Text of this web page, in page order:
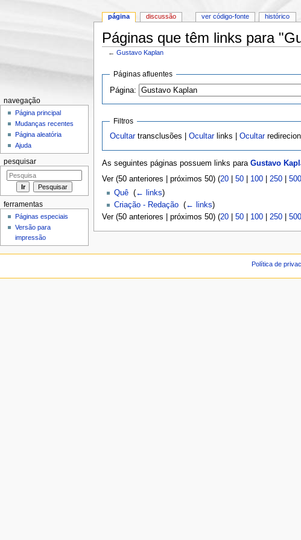
Páginas que têm links para
←Gustavo Kaplan
Páginas afluentes
Página:
Filtros
Ocultartransclusões |Ocultarlinks |Ocultar
As seguintes páginas possuem links para Gustavo
Ver (50 anteriores | próximos 50) (20| 50| 100| 250| 500
Quê‎ (← links)
Criação - Redação‎ (← links)
Ver (50 anteriores | próximos 50) (20| 50| 100| 250| 500
página discussão ver código-fonte histórico
navegação
Página principal
Mudanças recentes
Página aleatória
Ajuda
pesquisar
ferramentas
Páginas especiais
Versão para
impressão
Política de